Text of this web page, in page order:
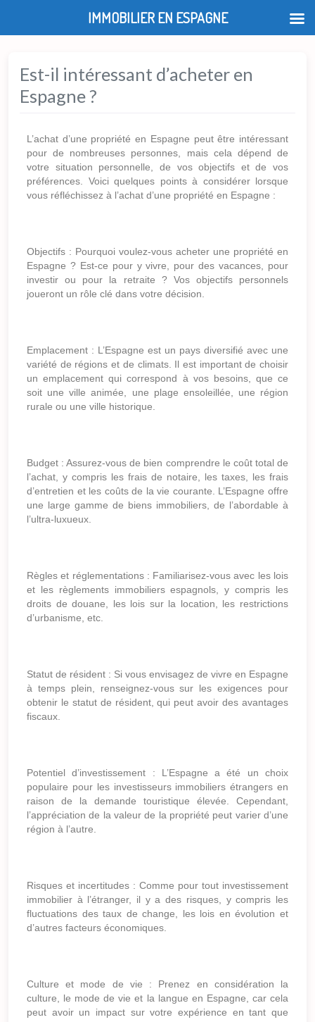
Est-il intéressant d’acheter en
Espagne ?
L’achat d’une propriété en Espagne peut être intéressant
pour de nombreuses personnes, mais cela dépend de
votre situation personnelle, de vos objectifs et de vos
préférences. Voici quelques points à considérer lorsque
vous réfléchissez à l’achat d’une propriété en Espagne :
Objectifs : Pourquoi voulez-vous acheter une propriété en
Espagne ? Est-ce pour y vivre, pour des vacances, pour
investir ou pour la retraite ? Vos objectifs personnels
joueront un rôle clé dans votre décision.
Emplacement : L’Espagne est un pays diversifié avec une
variété de régions et de climats. Il est important de choisir
un emplacement qui correspond à vos besoins, que ce
soit une ville animée, une plage ensoleillée, une région
rurale ou une ville historique.
Budget : Assurez-vous de bien comprendre le coût total de
l’achat, y compris les frais de notaire, les taxes, les frais
d’entretien et les coûts de la vie courante. L’Espagne offre
une large gamme de biens immobiliers, de l’abordable à
l’ultra-luxueux.
Règles et réglementations : Familiarisez-vous avec les lois
et les règlements immobiliers espagnols, y compris les
droits de douane, les lois sur la location, les restrictions
d’urbanisme, etc.
Statut de résident : Si vous envisagez de vivre en Espagne
à temps plein, renseignez-vous sur les exigences pour
obtenir le statut de résident, qui peut avoir des avantages
fiscaux.
Potentiel d’investissement : L’Espagne a été un choix
populaire pour les investisseurs immobiliers étrangers en
raison de la demande touristique élevée. Cependant,
l’appréciation de la valeur de la propriété peut varier d’une
région à l’autre.
Risques et incertitudes : Comme pour tout investissement
immobilier à l’étranger, il y a des risques, y compris les
fluctuations des taux de change, les lois en évolution et
d’autres facteurs économiques.
Culture et mode de vie : Prenez en considération la
culture, le mode de vie et la langue en Espagne, car cela
peut avoir un impact sur votre expérience en tant que
IMMOBILIER EN ESPAGNE